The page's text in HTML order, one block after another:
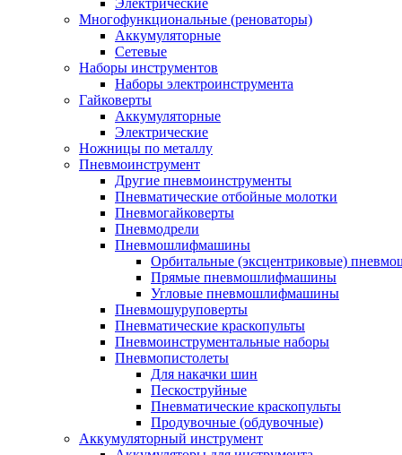
Электрические
Многофункциональные (реноваторы)
Аккумуляторные
Сетевые
Наборы инструментов
Наборы электроинструмента
Гайковерты
Аккумуляторные
Электрические
Ножницы по металлу
Пневмоинструмент
Другие пневмоинструменты
Пневматические отбойные молотки
Пневмогайковерты
Пневмодрели
Пневмошлифмашины
Орбитальные (эксцентриковые)
Прямые пневмошлифмашины
Угловые пневмошлифмашины
Пневмошуруповерты
Пневматические краскопульты
Пневмоинструментальные наборы
Пневмопистолеты
Для накачки шин
Пескоструйные
Пневматические краскопульты
Продувочные (обдувочные)
Аккумуляторный инструмент